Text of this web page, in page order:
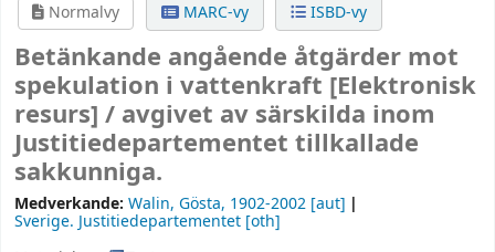
Normalvy
MARC-vy ISBD-vy
Betänkande angående åtgärder mot
spekulation i vattenkraft [Elektronisk
resurs] / avgivet av särskilda inom
Justitiedepartementet tillkallade
sakkunniga.
Medverkande: Walin, Gösta, 1902-2002 [aut]
Sverige. Justitiedepartementet [oth]